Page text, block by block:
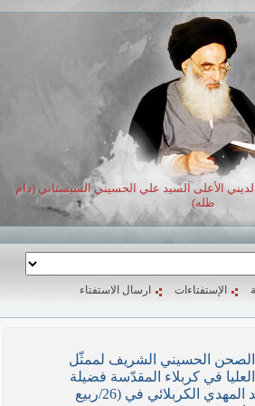
الأعلى السيد علي الحسيني السيستاني (دام
ظله)
الإستفتاءات ارسال الاستفتاء
الحسيني الشريف لممثّل
العليا في كربلاء المقدّسة فضيلة
العلاّمة الشيخ عبد المهدي الكربلائي في (26/ربيع